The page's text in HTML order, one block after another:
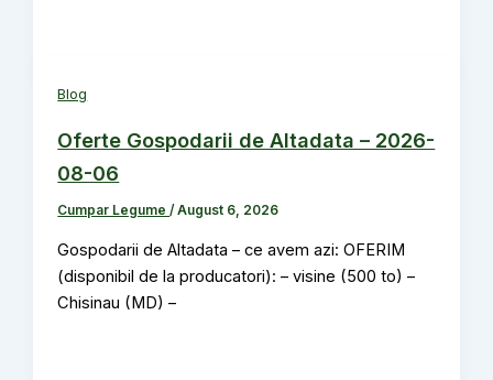
Blog
Oferte Gospodarii de Altadata – 2026-
08-06
Cumpar Legume/August 6, 2026
Gospodarii de Altadata – ce avem azi: OFERIM
(disponibil de la producatori): – visine (500 to) –
Chisinau (MD) –